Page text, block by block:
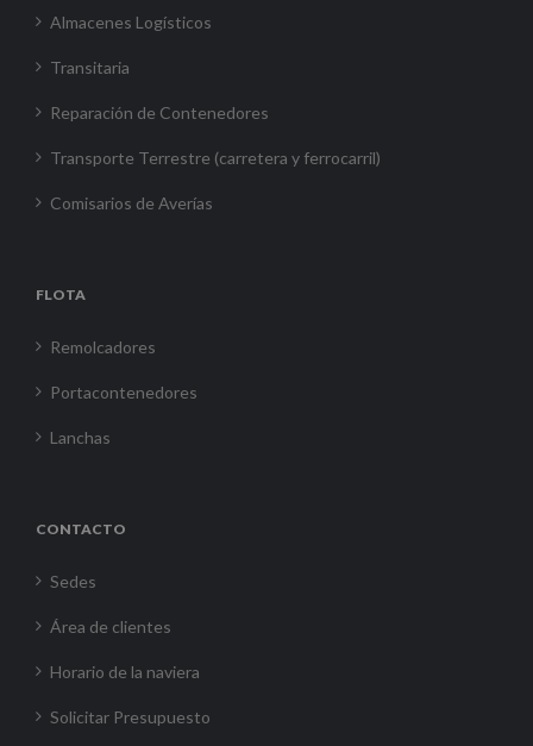
Almacenes Logísticos
Transitaria
Reparación de Contenedores
Transporte Terrestre (carretera y ferrocarril)
Comisarios de Averías
FLOTA
Remolcadores
Portacontenedores
Lanchas
CONTACTO
Sedes
Área de clientes
Horario de la naviera
Solicitar Presupuesto